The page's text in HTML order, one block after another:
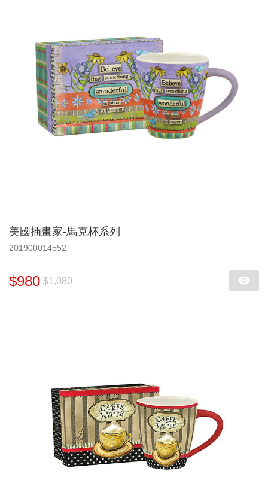
美國插畫家-馬克杯系列
201900014552
$980 $1,080